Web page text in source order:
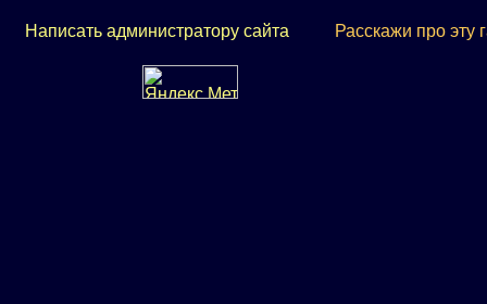
Написать администратору сайта Расскажи про эту